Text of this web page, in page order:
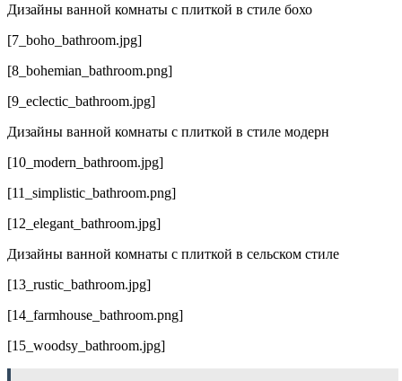
Дизайны ванной комнаты с плиткой в стиле бохо
[7_boho_bathroom.jpg]
[8_bohemian_bathroom.png]
[9_eclectic_bathroom.jpg]
Дизайны ванной комнаты с плиткой в стиле модерн
[10_modern_bathroom.jpg]
[11_simplistic_bathroom.png]
[12_elegant_bathroom.jpg]
Дизайны ванной комнаты с плиткой в сельском стиле
[13_rustic_bathroom.jpg]
[14_farmhouse_bathroom.png]
[15_woodsy_bathroom.jpg]